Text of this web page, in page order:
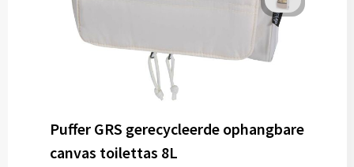
Puffer GRS gerecycleerde ophangbare
canvas toilettas 8L